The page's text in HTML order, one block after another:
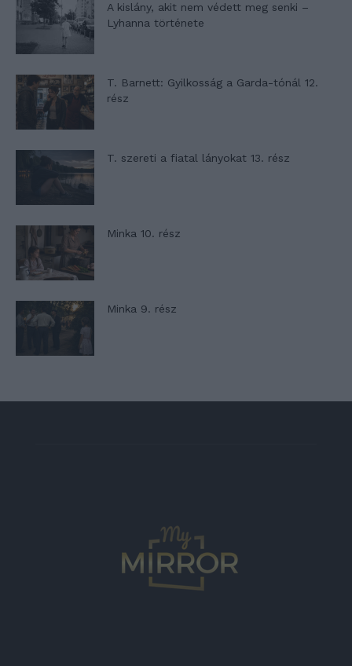
A kislány, akit nem védett meg senki –
Lyhanna története
T. Barnett: Gyilkosság a Garda-tónál 12.
rész
T. szereti a fiatal lányokat 13. rész
Minka 10. rész
Minka 9. rész